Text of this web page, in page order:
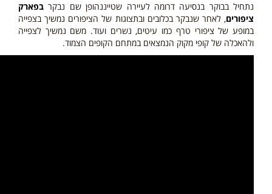
נתחיל בבוקר בנסיעה דרומה לעיירה שטייננהופן שם נבקר בפארק
ציפורים, לאחר שנבקר בכלובים ובתצוגות של הציפורים נמשיך בצפייה
במופע של ציפורי טרף כמו עיטים, נשרים ועוד. משם נמשיך לצפייה
ולהאכלה של קופי מקוק הנמצאים במתחם הקופים הצמוד.